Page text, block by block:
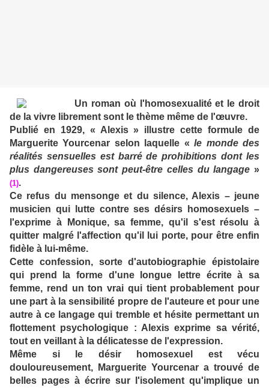
Un roman où l'homosexualité et le droit
de la vivre librement sont le thème même de l'œuvre.
Publié en 1929, « Alexis » illustre cette formule de
Marguerite Yourcenar selon laquelle «le monde des
réalités sensuelles est barré de prohibitions dont les
plus dangereuses sont peut-être celles du langage »
(1).
Ce refus du mensonge et du silence, Alexis – jeune
musicien qui lutte contre ses désirs homosexuels –
l'exprime à Monique, sa femme, qu'il s'est résolu à
quitter malgré l'affection qu'il lui porte, pour être enfin
fidèle à lui-même.
Cette confession, sorte d'autobiographie épistolaire
qui prend la forme d'une longue lettre écrite à sa
femme, rend un ton vrai qui tient probablement pour
une part à la sensibilité propre de l'auteure et pour une
autre à ce langage qui tremble et hésite permettant un
flottement psychologique : Alexis exprime sa vérité,
tout en veillant à la délicatesse de l'expression.
Même si le désir homosexuel est vécu
douloureusement, Marguerite Yourcenar a trouvé de
belles pages à écrire sur l'isolement qu'implique un